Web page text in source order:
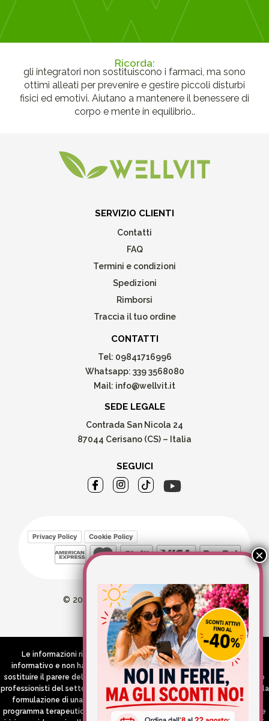
Ricorda:
gli integratori non sostituiscono i farmaci, ma sono
ottimi alleati per prevenire e gestire piccoli disturbi
fisici ed emotivi. Aiutano a mantenere il benessere di
corpo e mente in equilibrio..
SERVIZIO CLIENTI
Contatti
FAQ
Termini e condizioni
Spedizioni
Rimborsi
Traccia il tuo ordine
CONTATTI
Tel: 09841716996
Whatsapp: 339 3568080
Mail: info@wellvit.it
SEDE LEGALE
Contrada San Nicola 24
87044 Cerisano (CS) – Italia
SEGUICI
Privacy Policy Cookie Policy
© 2026 Wellvit All Rights Reserved
Credits:Aries comunica
Le informazioni riportate nel Sito hanno esclusivamente scopo
informativo e non hanno in alcun modo né la pretesa né l’obiettivo di
sostituire il parere del medico e/o specialista, di altri operatori sanitari o
professionisti del settore che devono in ogni caso essere contattati per la
formulazione di una diagnosi o l’indicazione di un eventuale corretto
programma terapeutico e/o dietetico e/o di integrazione alimentare. Se